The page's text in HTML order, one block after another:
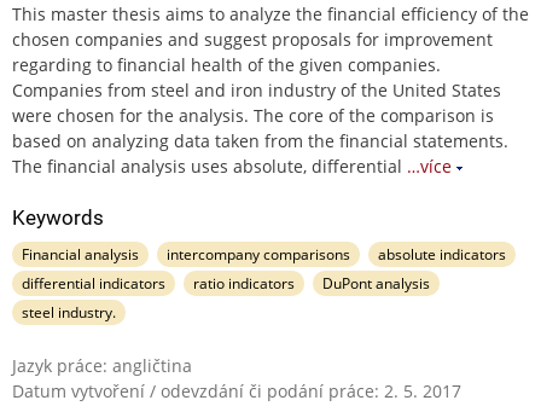
This master thesis aims to analyze the financial efficiency of the
chosen companies and suggest proposals for improvement
regarding to financial health of the given companies.
Companies from steel and iron industry of the United States
were chosen for the analysis. The core of the comparison is
based on analyzing data taken from the financial statements.
The financial analysis uses absolute, differential …více
Keywords
Financial analysis intercompany comparisons
absolute indicators
differential indicators
ratio indicators
DuPont analysis
steel industry.
Jazyk práce: angličtina
Datum vytvoření / odevzdání či podání práce: 2. 5. 2017